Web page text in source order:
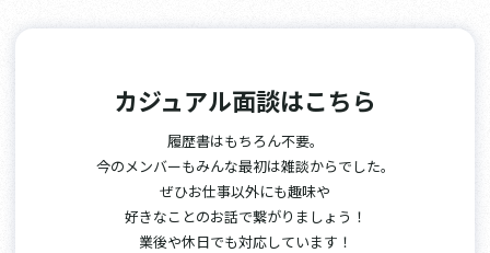
カジュアル面談はこちら
履歴書はもちろん不要。
今のメンバーもみんな最初は雑談からでした。
ぜひお仕事以外にも趣味や
好きなことのお話で繋がりましょう！
業後や休日でも対応しています！